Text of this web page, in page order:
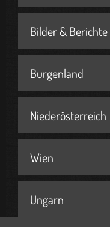
Bilder & Berichte
Burgenland
Niederösterreich
Wien
Ungarn